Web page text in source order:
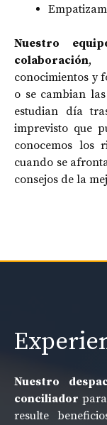
Nuestro
colaboración,
conocimientos y
o se cambian
estudian día
imprevisto que
conocemos los
cuando se
consejos de la
Nuestro
conciliador
resulte